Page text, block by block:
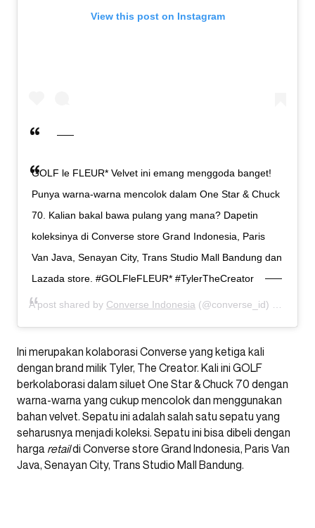
View this post on Instagram
GOLF le FLEUR* Velvet ini emang menggoda banget!
Punya warna-warna mencolok dalam One Star & Chuck
70. Kalian bakal bawa pulang yang mana? Dapetin
koleksinya di Converse store Grand Indonesia, Paris
Van Java, Senayan City, Trans Studio Mall Bandung dan
Lazada store. #GOLFleFLEUR* #TylerTheCreator
A post shared by Converse Indonesia (@converse_id) on
Ini merupakan kolaborasi Converse yang ketiga kali
dengan brand milik Tyler, The Creator. Kali ini GOLF
berkolaborasi dalam siluet One Star & Chuck 70 dengan
warna-warna yang cukup mencolok dan menggunakan
bahan velvet. Sepatu ini adalah salah satu sepatu yang
seharusnya menjadi koleksi. Sepatu ini bisa dibeli dengan
harga retaildi Converse store Grand Indonesia, Paris Van
Java, Senayan City, Trans Studio Mall Bandung.